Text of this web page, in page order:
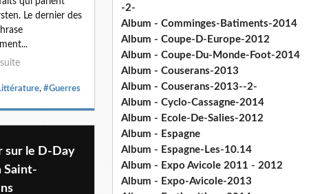
Le dernier des
, #Guerres
sur le D-Day
Saint-
-2-
Album - Comminges-Batiments-2014
Album - Coupe-D-Europe-2012
Album - Coupe-Du-Monde-Foot-2014
Album - Couserans-2013
Album - Couserans-2013--2-
Album - Cyclo-Cassagne-2014
Album - Ecole-De-Salies-2012
Album - Espagne
Album - Espagne-Les-10.14
Album - Expo Avicole 2011 - 2012
Album - Expo-Avicole-2013